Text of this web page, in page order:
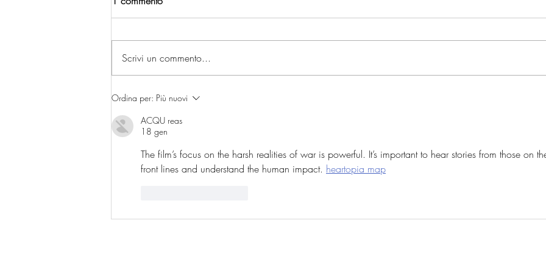
UN INVERNO IN COREA
Scrivi un commento...
Ordina per: Più nuovi
ACQU reas
18 gen
The film’s focus on the harsh realities of war is powerful. It’s important to hear stories from those on
front lines and understand the human impact. heartopia map